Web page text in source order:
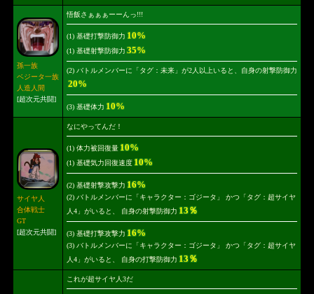
孫一族
ベジータ一族
人造人間
[超次元共闘]
悟飯さぁぁぁーーんっ!!!
(1) 基礎打撃防御力 10%
(1) 基礎射撃防御力 35%
(2) バトルメンバーに「タグ：未来」が2人以上いると、自身の射撃防御力
20%
(3) 基礎体力 10%
サイヤ人
合体戦士
GT
[超次元共闘]
なにやってんだ！
(1) 体力被回復量10%
(1) 基礎気力回復速度10%
(2) 基礎射撃攻撃力 16%
(2) バトルメンバーに「キャラクター：ゴジータ」 かつ「タグ：超サイヤ
人4」がいると、 自身の射撃防御力 13％
(3) 基礎打撃攻撃力 16%
(3) バトルメンバーに「キャラクター：ゴジータ」 かつ「タグ：超サイヤ
人4」がいると、 自身の打撃防御力 13％
これが超サイヤ人3だ